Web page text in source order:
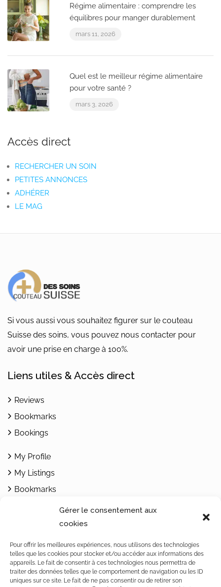
Gérer le consentement aux
cookies
Pour offrir les meilleures expériences, nous utilisons des technologies
telles que les cookies pour stocker et/ou accéder aux informations des
appareils. Le fait de consentir à ces technologies nous permettra de
traiter des données telles que le comportement de navigation ou les ID
uniques sur ce site. Le fait de ne pas consentir ou de retirer son
Régime alimentaire : comprendre les
équilibres pour manger durablement
mars 11, 2026
Quel est le meilleur régime alimentaire
pour votre santé ?
mars 3, 2026
Accès direct
RECHERCHER UN SOIN
PETITES ANNONCES
ADHÉRER
LE MAG
Si vous aussi vous souhaitez figurer sur le couteau
Suisse des soins, vous pouvez nous contacter pour
avoir une prise en charge à 100%.
Liens utiles & Accès direct
Reviews
Bookmarks
Bookings
My Profile
My Listings
Bookmarks
1462 Yvonand / Rte de Rovray 30
Vaud / Switzerland